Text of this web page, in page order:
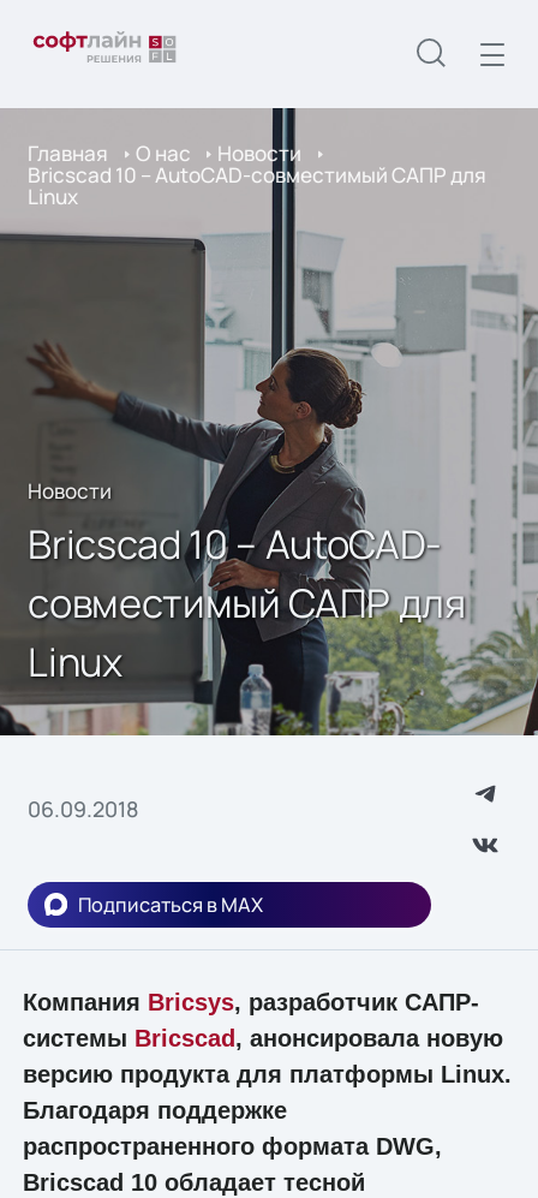
Главная О нас Новости
Bricscad 10 – AutoCAD-совместимый САПР для
Linux
Новости
Bricscad 10 – AutoCAD-
совместимый САПР для
Linux
06.09.2018
Подписаться в MAX
Компания Bricsys, разработчик САПР-
системы Bricscad , анонсировала новую
версию продукта для платформы Linux.
Благодаря поддержке
распространенного формата DWG,
Bricscad 10 обладает тесной